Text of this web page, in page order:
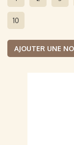
10
AJOUTER UNE